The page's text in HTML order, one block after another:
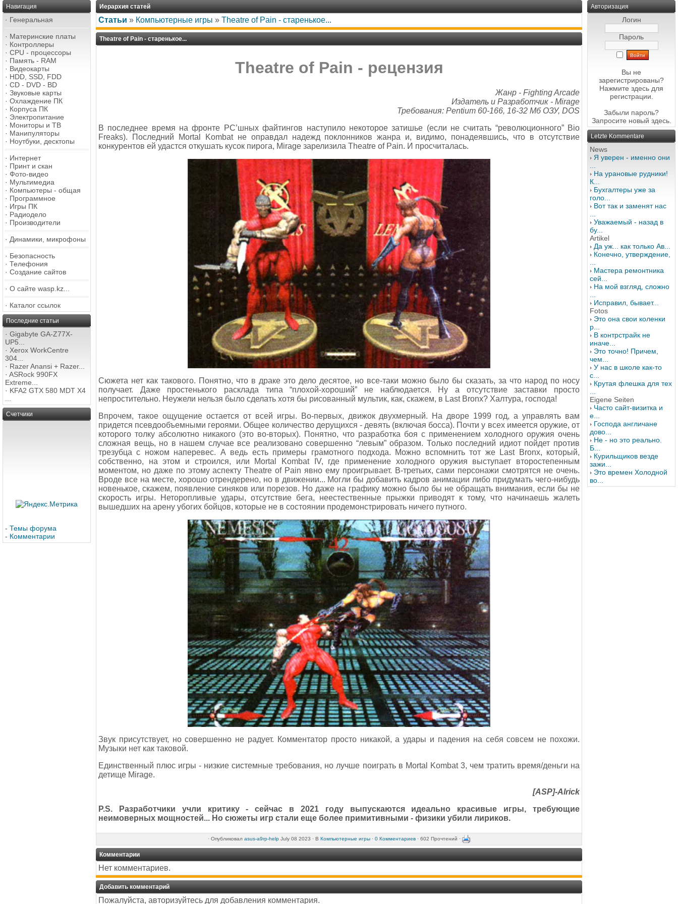
Навигация
· Генеральная
· Материнские платы
· Контроллеры
· CPU - процессоры
· Память - RAM
· Видеокарты
· HDD, SSD, FDD
· CD - DVD - BD
· Звуковые карты
· Охлаждение ПК
· Корпуса ПК
· Электропитание
· Мониторы и ТВ
· Манипуляторы
· Ноутбуки, десктопы
· Интернет
· Принт и скан
· Фото-видео
· Мультимедиа
· Компьютеры - общая
· Программное
· Игры ПК
· Радиодело
· Производители
· Динамики, микрофоны
· Безопасность
· Телефония
· Создание сайтов
· О сайте wasp.kz...
· Каталог ссылок
Последние статьи
· Gigabyte GA-Z77X-
UP5...
· Xerox WorkCentre
304...
· Razer Anansi + Razer...
· ASRock 990FX
Extreme...
· KFA2 GTX 580 MDT X4
Счетчики
- Темы форума
- Комментарии
Иерархия статей
Статьи » Компьютерные игры » Theatre of Pain - старенькое...
Theatre of Pain - старенькое...
Theatre of Pain - рецензия
Жанр - Fighting Arcade
Издатель и Разработчик - Mirage
Требования: Pentium 60-166, 16-32 Мб ОЗУ, DOS
В последнее время на фронте РС’шных файтингов наступило некоторое затишье (если не считать “революционного” Bio
Freaks). Последний Mortal Kombat не оправдал надежд поклонников жанра и, видимо, понадеявшись, что в отсутствие
конкурентов ей удастся откушать кусок пирога, Mirage зарелизила Theatre of Pain. И просчиталась.
Сюжета нет как такового. Понятно, что в драке это дело десятое, но все-таки можно было бы сказать, за что народ по носу
получает. Даже простенького расклада типа “плохой-хороший” не наблюдается. Ну а отсутствие заставки просто
непростительно. Неужели нельзя было сделать хотя бы рисованный мультик, как, скажем, в Last Bronx? Халтура, господа!
Впрочем, такое ощущение остается от всей игры. Во-первых, движок двухмерный. На дворе 1999 год, а управлять вам
придется псевдообъемными героями. Общее количество дерущихся - девять (включая босса). Почти у всех имеется оружие, от
которого толку абсолютно никакого (это во-вторых). Понятно, что разработка боя с применением холодного оружия очень
сложная вещь, но в нашем случае все реализовано совершенно “левым” образом. Только последний идиот пойдет против
трезубца с ножом наперевес. А ведь есть примеры грамотного подхода. Можно вспомнить тот же Last Bronx, который,
собственно, на этом и строился, или Mortal Kombat IV, где применение холодного оружия выступает второстепенным
моментом, но даже по этому аспекту Theatre of Pain явно ему проигрывает. В-третьих, сами персонажи смотрятся не очень.
Вроде все на месте, хорошо отрендерено, но в движении... Могли бы добавить кадров анимации либо придумать чего-нибудь
новенькое, скажем, появление синяков или порезов. Но даже на графику можно было бы не обращать внимания, если бы не
скорость игры. Неторопливые удары, отсутствие бега, неестественные прыжки приводят к тому, что начинаешь жалеть
вышедших на арену убогих бойцов, которые не в состоянии продемонстрировать ничего путного.
Звук присутствует, но совершенно не радует. Комментатор просто никакой, а удары и падения на себя совсем не похожи.
Музыки нет как таковой.
Единственный плюс игры - низкие системные требования, но лучше поиграть в Mortal Kombat 3, чем тратить время/деньги на
детище Mirage.
[ASP]-Alrick
P.S. Разработчики учли критику - сейчас в 2021 году выпускаются идеально красивые игры, требующие
неимоверных мощностей... Но сюжеты игр стали еще более примитивными - физики убили лириков.
· Опубликовал asus-a9rp-help July 08 2023 · В Компьютерные игры · 0 Комментариев · 602 Прочтений ·
Комментарии
Нет комментариев.
Добавить комментарий
Пожалуйста, авторизуйтесь для добавления комментария.
Авторизация
Логин
Пароль
Вы не
зарегистрированы?
Нажмите здесь для
регистрации.
Забыли пароль?
Запросите новый здесь.
Letzte Kommentare
News
Я уверен - именно они
На урановые рудники!
К...
Бухгалтеры уже за
голо...
Вот так и заменят нас
Уважаемый - назад в
бу...
Artikel
Да уж... как только Ав...
Конечно, утверждение,
Мастера ремонтника
сей...
На мой взгляд, сложно
Исправил, бывает...
Fotos
Это она свои коленки
р...
В контрстрайк не
иначе...
Это точно! Причем,
чем...
У нас в школе как-то
с...
Крутая флешка для тех
Eigene Seiten
Часто сайт-визитка и
е...
Господа англичане
дово...
Не - но это реально.
Б...
Курильщиков везде
зажи...
Это времен Холодной
во...